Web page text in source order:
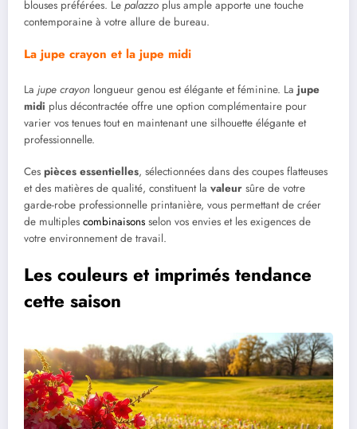
blouses préférées. Le palazzo plus ample apporte une touche
contemporaine à votre allure de bureau.
La jupe crayon et la jupe midi
La jupe crayon longueur genou est élégante et féminine. La jupe
midi plus décontractée offre une option complémentaire pour
varier vos tenues tout en maintenant une silhouette élégante et
professionnelle.
Ces pièces essentielles, sélectionnées dans des coupes flatteuses
et des matières de qualité, constituent la valeur sûre de votre
garde-robe professionnelle printanière, vous permettant de créer
de multiples combinaisons selon vos envies et les exigences de
votre environnement de travail.
Les couleurs et imprimés tendance
cette saison